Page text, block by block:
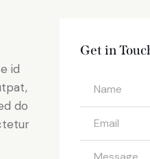
id
do
Get in